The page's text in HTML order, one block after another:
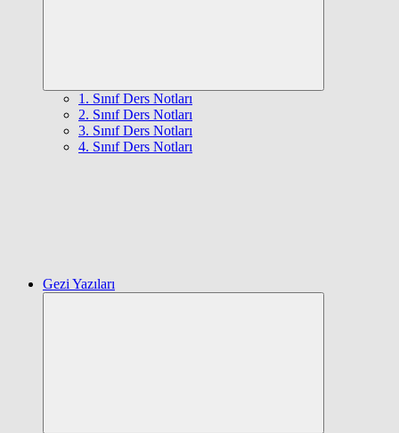
1. Sınıf Ders Notları
2. Sınıf Ders Notları
3. Sınıf Ders Notları
4. Sınıf Ders Notları
Gezi Yazıları